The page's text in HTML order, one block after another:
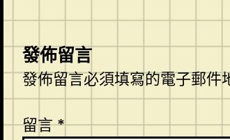
發佈留言
發佈留言必須填寫的電子郵件
留言*